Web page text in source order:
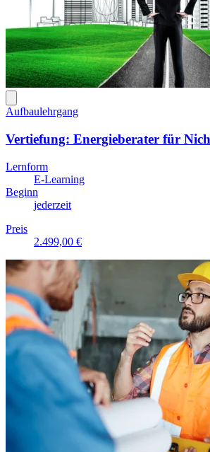
Aufbaulehrgang
Vertiefung: Energieberater für
Lernform
E-Learning
Beginn
jederzeit
Preis
2.499,00 €